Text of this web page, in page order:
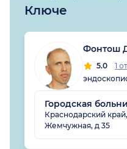
Ключе
Фонтош
5.0
1
Городская
Краснодарский
Жемчужная, д 35